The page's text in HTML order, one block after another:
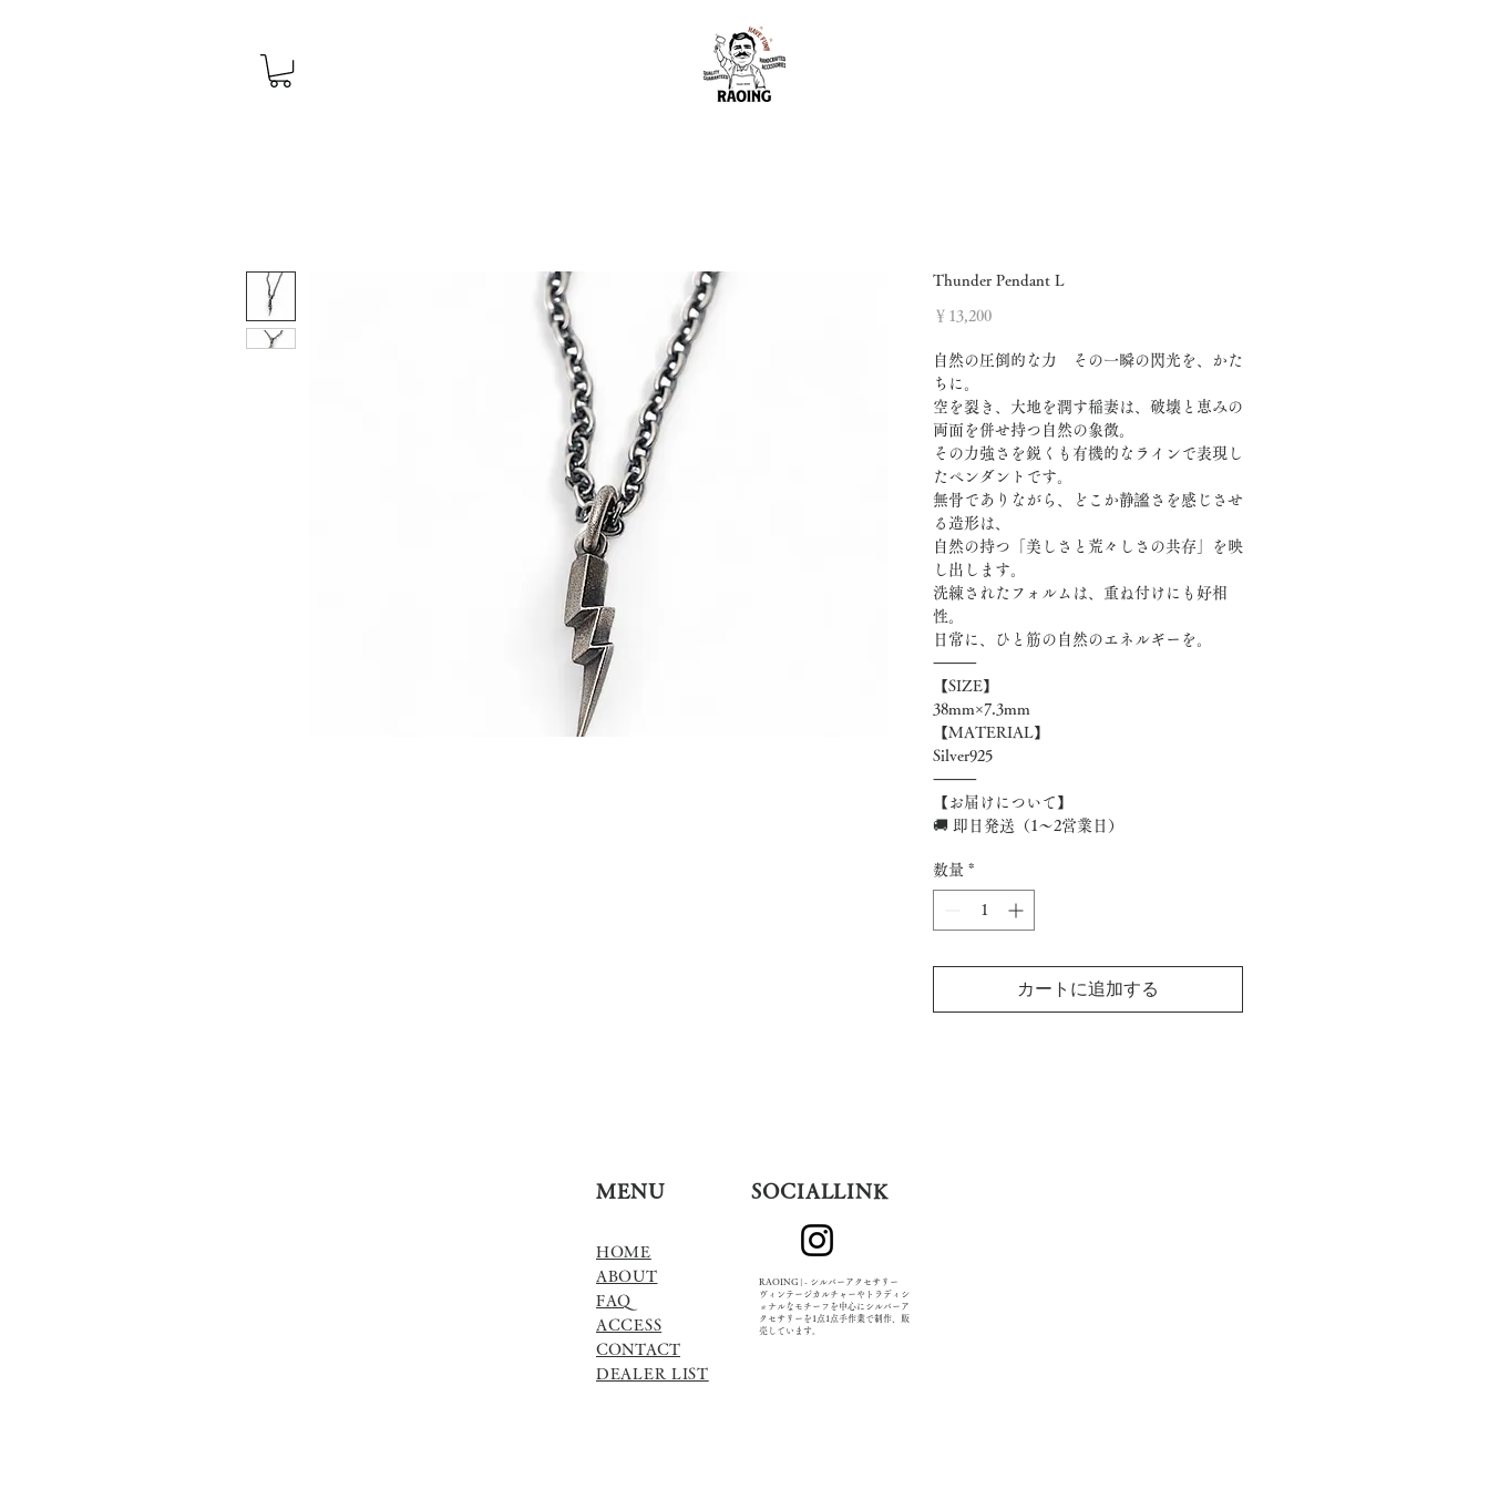
Thunder Pendant L
￥13,200価
自然の圧倒的な力 その一瞬の閃光を、かた
ちに。
空を裂き、大地を潤す稲妻は、破壊と恵みの
両面を併せ持つ自然の象徴。
その力強さを鋭くも有機的なラインで表現し
たペンダントです。
無骨でありながら、どこか静謐さを感じさせ
る造形は、
自然の持つ「美しさと荒々しさの共存」を映
し出します。
洗練されたフォルムは、重ね付けにも好相
性。
日常に、ひと筋の自然のエネルギーを。
⸻
【SIZE】
38mm×7.3mm
【MATERIAL】
Silver925
⸻
【お届けについて】
🚚 即日発送（1〜2営業日）
数量 *
カートに追加する
MENU ​SOCIALLINK
HOME
ABOUT
FAQ
​ACCESS
CONTACT
​DEALER LIST
RAOING | - シルバーアクセサリー
ヴィンテージカルチャーやトラディシ
ョナルなモチーフを中心にシルバーア
クセサリーを1点1点手作業で制作、販
売しています。